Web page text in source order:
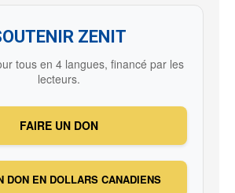
ZENIT
tous en 4 langues, financé par les
lecteurs.
FAIRE UN DON
DON EN DOLLARS CANADIENS